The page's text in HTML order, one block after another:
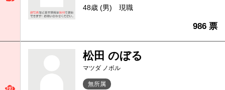
48歳 (男) 現職
986 票
松田 のぼる
マツダ ノボル
無所属